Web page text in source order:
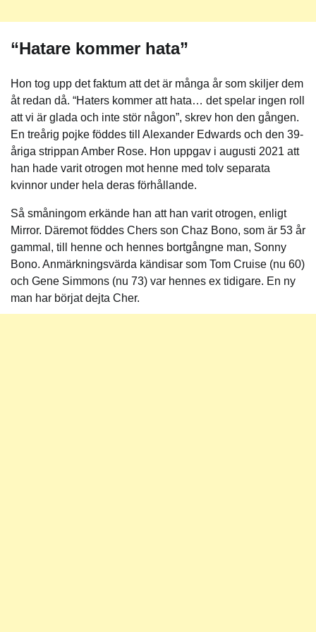
“Hatare kommer hata”
Hon tog upp det faktum att det är många år som skiljer dem
åt redan då. “Haters kommer att hata… det spelar ingen roll
att vi är glada och inte stör någon”, skrev hon den gången.
En treårig pojke föddes till Alexander Edwards och den 39-
åriga strippan Amber Rose. Hon uppgav i augusti 2021 att
han hade varit otrogen mot henne med tolv separata
kvinnor under hela deras förhållande.
Så småningom erkände han att han varit otrogen, enligt
Mirror. Däremot föddes Chers son Chaz Bono, som är 53 år
gammal, till henne och hennes bortgångne man, Sonny
Bono. Anmärkningsvärda kändisar som Tom Cruise (nu 60)
och Gene Simmons (nu 73) var hennes ex tidigare. En ny
man har börjat dejta Cher.